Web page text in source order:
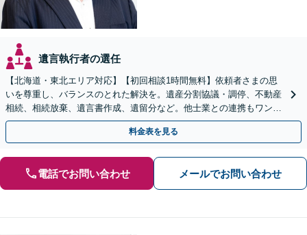
遺言執行者の選任
【北海道・東北エリア対応】【初回相談1時間無料】依頼者さまの思
いを尊重し、バランスのとれた解決を。遺産分割協議・調停、不動産
相続、相続放棄、遺言書作成、遺留分など。他士業との連携もワンス
トップで対応します【休日・夜間面談OK】
料金表を見る
電話でお問い合わせ メールでお問い合わせ